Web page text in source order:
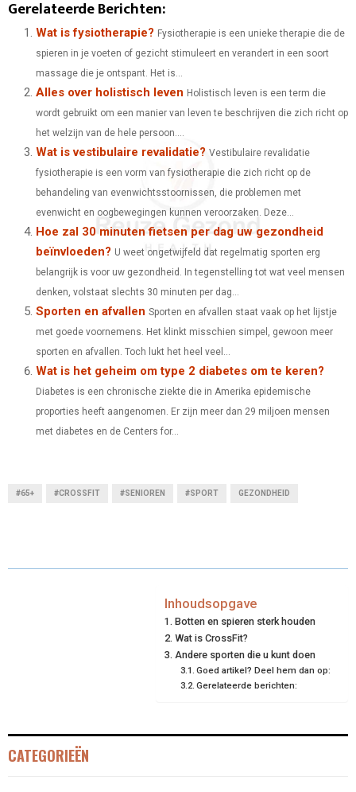
A
R
O
T
W
T
E
R
)
R
O
C
E
B
O
K
R
O
T
R
S
T
A
R
O
N
K
D
N
R
O
I
Gerelateerde Berichten:
Wat is fysiotherapie? Fysiotherapie is een unieke therapie die de
spieren in je voeten of gezicht stimuleert en verandert in een soort
massage die je ontspant. Het is...
Alles over holistisch leven Holistisch leven is een term die
wordt gebruikt om een ​​manier van leven te beschrijven die zich richt op
het welzijn van de hele persoon....
Wat is vestibulaire revalidatie? Vestibulaire revalidatie
fysiotherapie is een vorm van fysiotherapie die zich richt op de
behandeling van evenwichtsstoornissen, die problemen met
evenwicht en oogbewegingen kunnen veroorzaken. Deze...
Hoe zal 30 minuten fietsen per dag uw gezondheid
beïnvloeden? U weet ongetwijfeld dat regelmatig sporten erg
belangrijk is voor uw gezondheid. In tegenstelling tot wat veel mensen
denken, volstaat slechts 30 minuten per dag...
Sporten en afvallen Sporten en afvallen staat vaak op het lijstje
met goede voornemens. Het klinkt misschien simpel, gewoon meer
sporten en afvallen. Toch lukt het heel veel...
Wat is het geheim om type 2 diabetes om te keren?
Diabetes is een chronische ziekte die in Amerika epidemische
proporties heeft aangenomen. Er zijn meer dan 29 miljoen mensen
met diabetes en de Centers for...
#65+ #CROSSFIT #SENIOREN #SPORT GEZONDHEID
Inhoudsopgave
Botten en spieren sterk houden
Wat is CrossFit?
Andere sporten die u kunt doen
Goed artikel? Deel hem dan op:
Gerelateerde berichten:
CATEGORIEËN